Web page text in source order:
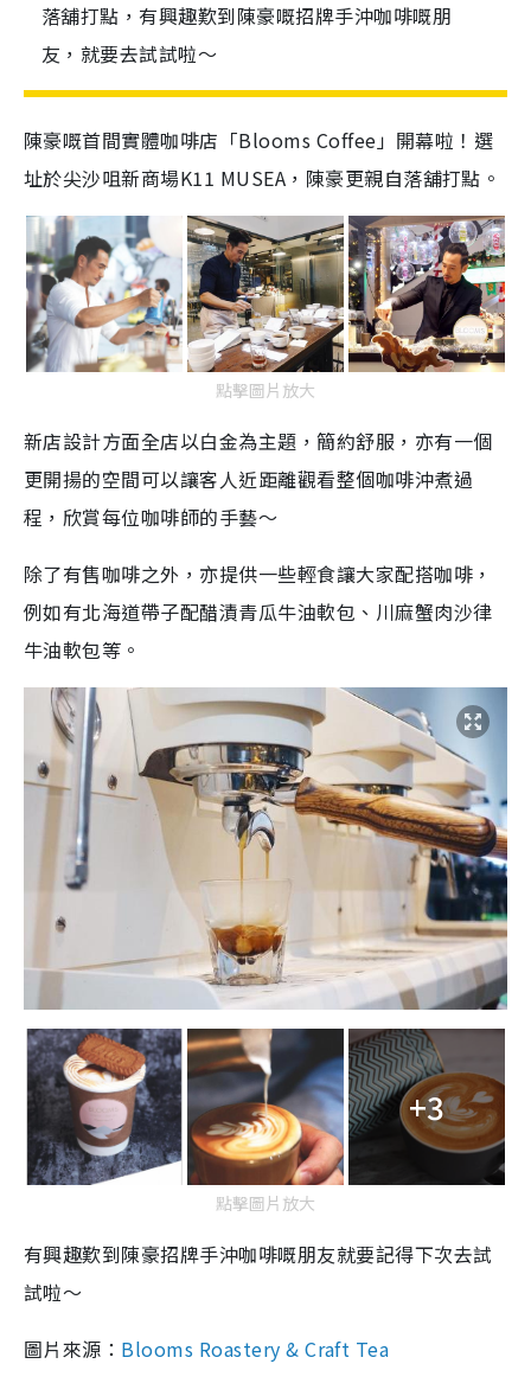
落舖打點，有興趣歎到陳豪嘅招牌手沖咖啡嘅朋
友，就要去試試啦～
陳豪嘅首間實體咖啡店「Blooms Coffee」開幕啦！選
址於尖沙咀新商場K11 MUSEA，陳豪更親自落舖打點。
點擊圖片放大
新店設計方面全店以白金為主題，簡約舒服，亦有一個
更開揚的空間可以讓客人近距離觀看整個咖啡沖煮過
程，欣賞每位咖啡師的手藝～
除了有售咖啡之外，亦提供一些輕食讓大家配搭咖啡，
例如有北海道帶子配醋漬青瓜牛油軟包、川麻蟹肉沙律
牛油軟包等。
+3
點擊圖片放大
有興趣歎到陳豪招牌手沖咖啡嘅朋友就要記得下次去試
試啦～
圖片來源： Blooms Roastery & Craft Tea